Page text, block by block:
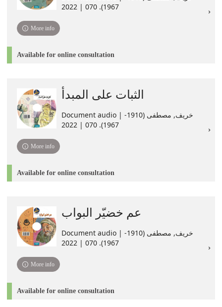
1967). 070 | 2022
More info
Available for online consultation
الثبات على المبدأ
Document audio | خريف, مصطفى (1910-
1967). 070 | 2022
More info
Available for online consultation
عم خضيّر البواب
Document audio | خريف, مصطفى (1910-
1967). 070 | 2022
More info
Available for online consultation